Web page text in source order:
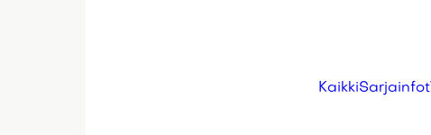
KaikkiSarjainfot